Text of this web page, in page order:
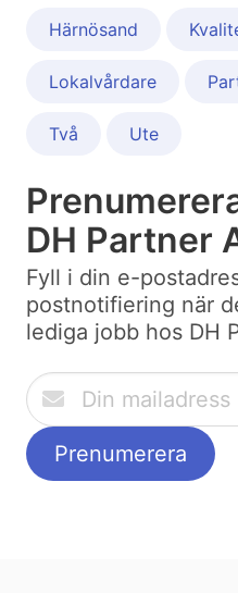
Härnösand
Lokalvårdare
Två Ute
DH Partner
Fyll i din e-
postnotifiering när
lediga jobb hos DH